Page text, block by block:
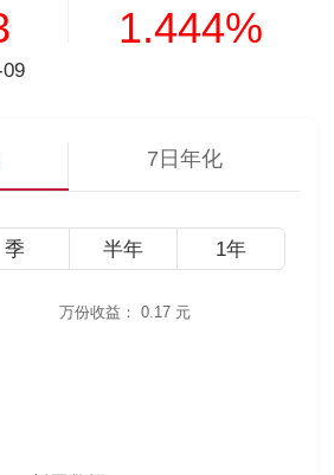
1.444%
7日年化
季 半年 1年
万份收益： 0.17 元